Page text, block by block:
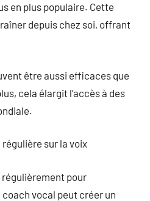
en plus populaire. Cette
depuis chez soi, offrant
être aussi efficaces que
cela élargit l’accès à des
régulière sur la voix
pour
vocal peut créer un